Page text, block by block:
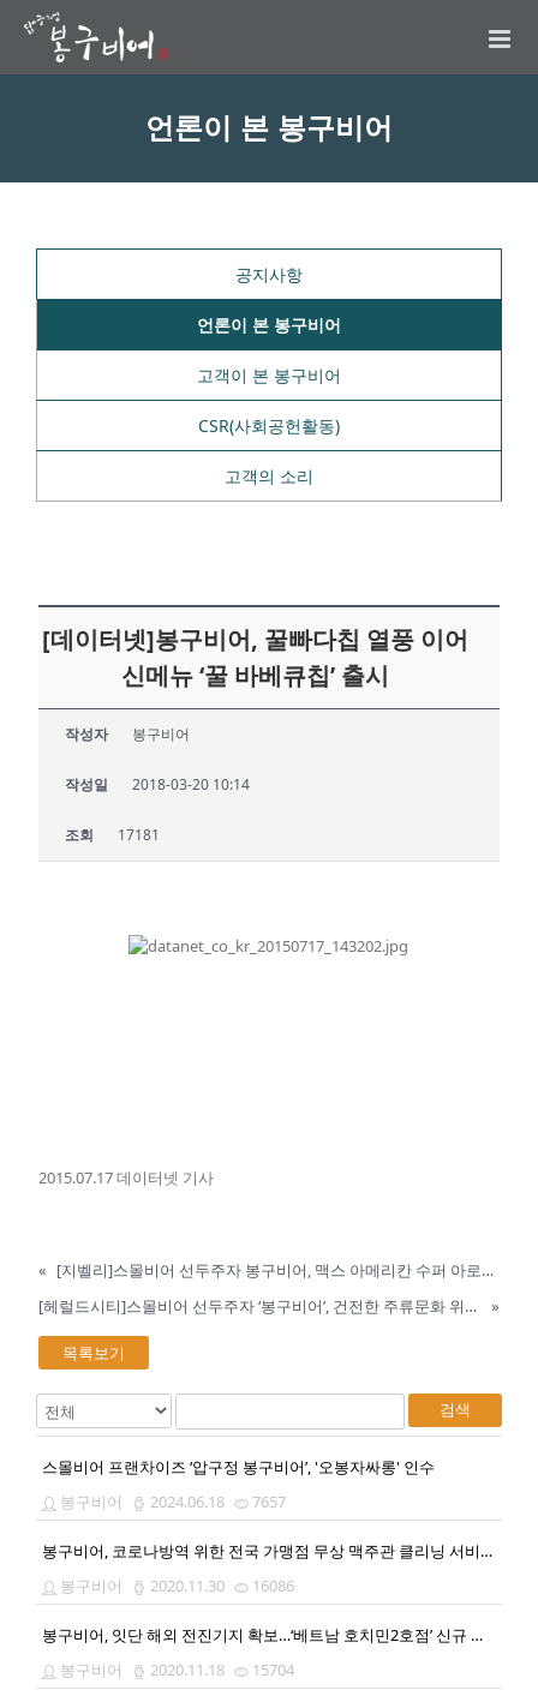
언론이 본 봉구비어
공지사항
언론이 본 봉구비어
고객이 본 봉구비어
CSR(사회공헌활동)
고객의 소리
[데이터넷]봉구비어, 꿀빠다칩 열풍 이어
신메뉴 ‘꿀 바베큐칩’ 출시
작성자 봉구비어
작성일 2018-03-20 10:14
조회 17181
2015.07.17 데이터넷 기사
«
[지벨리]스몰비어 선두주자 봉구비어, 맥스 아메리칸 수퍼 아로마 스페셜 홉 한정판 생맥주 단독판매
[헤럴드시티]스몰비어 선두주자 ‘봉구비어’, 건전한 주류문화 위한 기부금 전달식
»
목록보기
검색
스몰비어 프랜차이즈 ‘압구정 봉구비어’, '오봉자싸롱' 인수
봉구비어
2024.06.18 7657
봉구비어, 코로나방역 위한 전국 가맹점 무상 맥주관 클리닝 서비스 시행
봉구비어
2020.11.30 16086
봉구비어, 잇단 해외 전진기지 확보…‘베트남 호치민2호점’ 신규 오픈
봉구비어
2020.11.18 15704